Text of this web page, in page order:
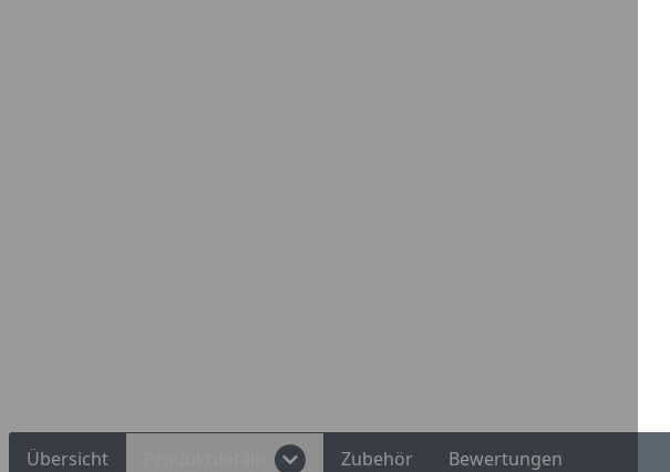
Übersicht Zubehör Bewertungen